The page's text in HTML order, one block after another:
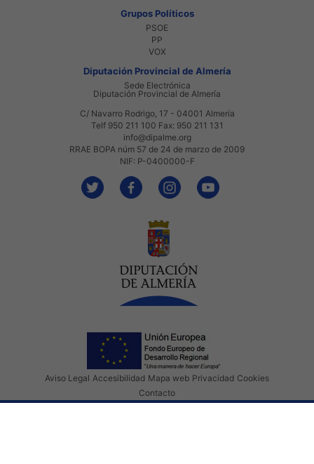
Grupos Políticos
PSOE
PP
VOX
Diputación Provincial de Almería
Sede Electrónica
Diputación Provincial de Almería
C/ Navarro Rodrigo, 17 - 04001 Almería
Telf 950 211 100 Fax: 950 211 131
info@dipalme.org
RRAE BOPA núm 57 de 24 de marzo de 2009
NIF: P-0400000-F
Aviso Legal Accesibilidad Mapa web Privacidad Cookies
Contacto